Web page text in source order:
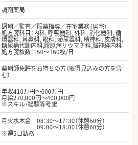
調剤薬局
調剤／監査／服薬指導／在宅業務（居宅）
処方箋科目：内科, 呼吸器科, 外科, 消化器科, 循
環器科, 耳鼻科, 眼科, 泌尿器科, 精神科, 皮膚科,
糖尿病代謝内科,膠原病リウマチ科,脳神経内科
処方箋枚数：150～160枚/日
薬剤師免許をお持ちの方（取得見込みの方を含
む）
年収410万円～600万円
月給270,000円～400,000円
※スキル・経験等考慮
月火水木金 08：30～17：30（休憩60分）
09：00～18：00（休憩60分）
※週5日勤務